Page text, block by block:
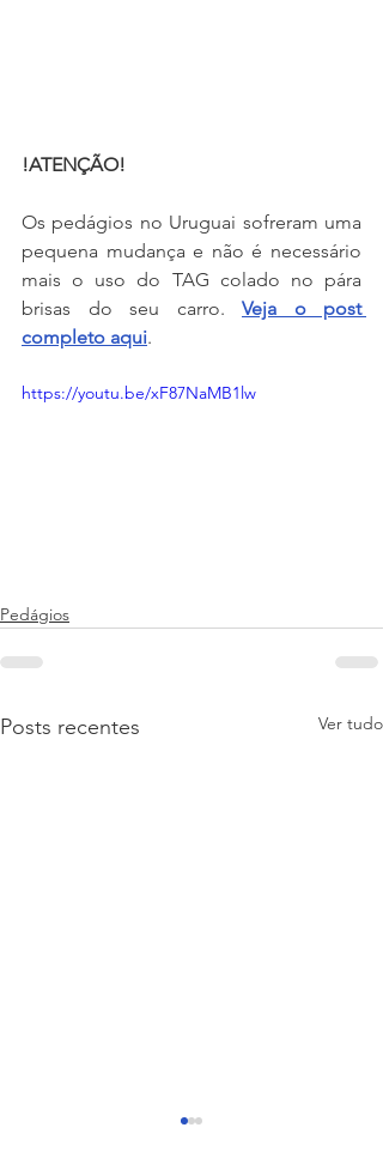
!ATENÇÃO!
Os pedágios no Uruguai sofreram uma
pequena mudança e não é necessário
mais o uso do TAG colado no pára
brisas do seu carro. Veja o post
completo aqui.
https://youtu.be/xF87NaMB1lw
Pedágios
Posts recentes Ver tudo